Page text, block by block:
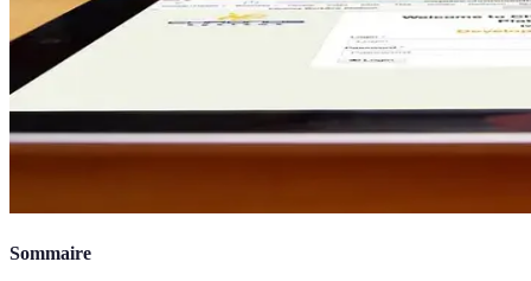
Sommaire